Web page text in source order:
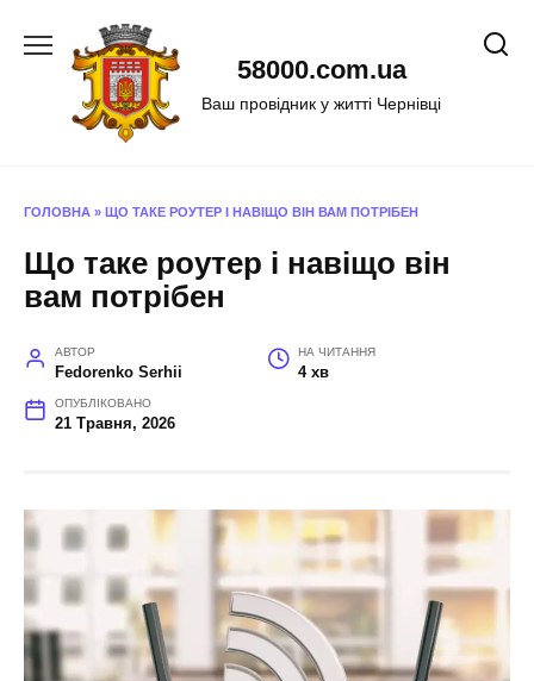
58000.com.ua
Ваш провідник у житті Чернівці
ГОЛОВНА » ЩО ТАКЕ РОУТЕР І НАВІЩО ВІН ВАМ ПОТРІБЕН
Що таке роутер і навіщо він
вам потрібен
АВТОР
Fedorenko Serhii
НА ЧИТАННЯ
4 хв
ОПУБЛІКОВАНО
21 Травня, 2026